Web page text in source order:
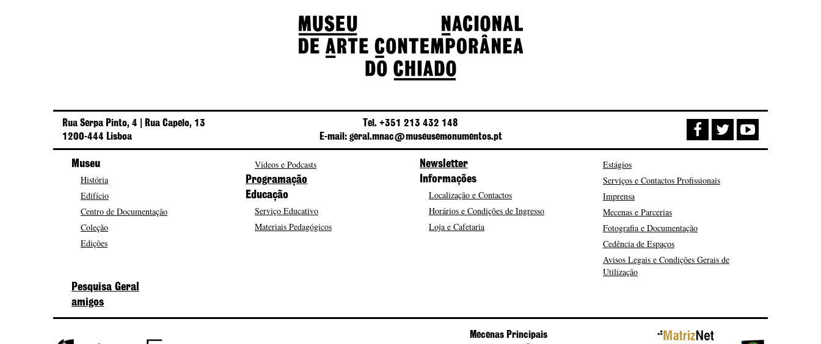
Rua Serpa Pinto, 4 | Rua Capelo, 13
1200-444 Lisboa
Tel. +351 213 432 148
E-mail: geral.mnac@museusemonumentos.pt
Museu
História
Edifício
Centro de Documentação
Coleção
Edições
Vídeos e Podcasts
Programação
Educação
Serviço Educativo
Materiais Pedagógicos
Newsletter
Informações
Localização e Contactos
Horários e Condições de Ingresso
Loja e Cafetaria
Estágios
Serviços e Contactos Profissionais
Imprensa
Mecenas e Parcerias
Fotografia e Documentação
Cedência de Espaços
Avisos Legais e Condições Gerais de
Utilização
Pesquisa Geral
amigos
Mecenas Principais